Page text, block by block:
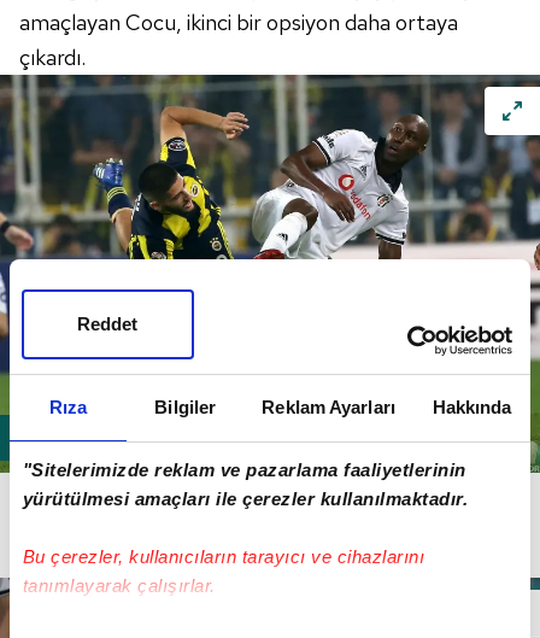
Rıza Bilgiler Reklam Ayarları Hakkında
"Sitelerimizde reklam ve pazarlama faaliyetlerinin
yürütülmesi amaçları ile çerezler kullanılmaktadır.
Bu çerezler, kullanıcıların tarayıcı ve cihazlarını
tanımlayarak çalışırlar.
Reddet
amaçlayan Cocu, ikinci bir opsiyon daha ortaya
çıkardı.
Benzia'nın yedek kalmasındaki ana sebeplerinden biri